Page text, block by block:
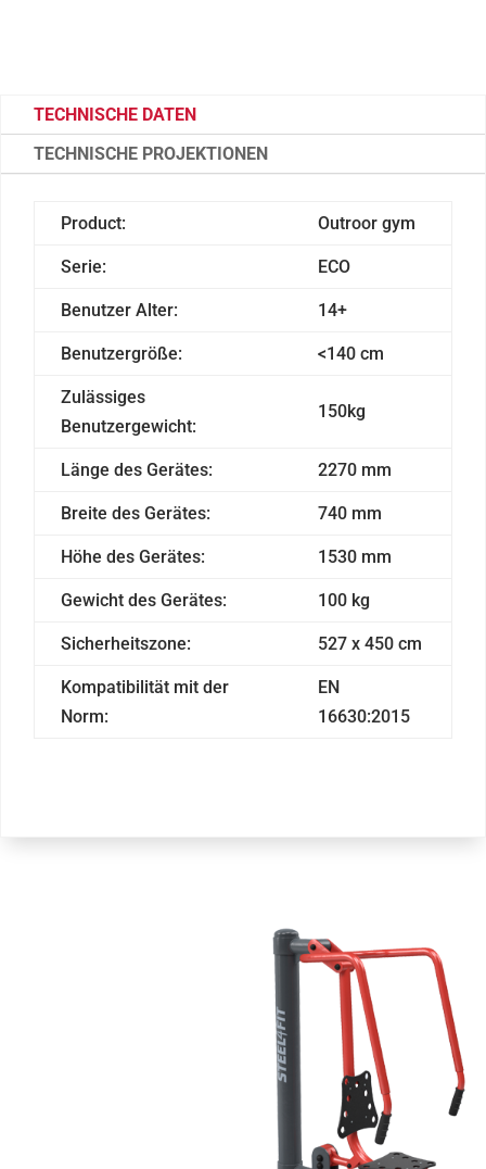
TECHNISCHE DATEN
TECHNISCHE PROJEKTIONEN
Product: Outroor gym
Serie: ECO
Benutzer Alter: 14+
Benutzergröße: <140 cm
Zulässiges
Benutzergewicht:
150kg
Länge des Gerätes: 2270 mm
Breite des Gerätes: 740 mm
Höhe des Gerätes: 1530 mm
Gewicht des Gerätes: 100 kg
Sicherheitszone: 527 x 450 cm
Kompatibilität mit der
Norm:
EN
16630:2015